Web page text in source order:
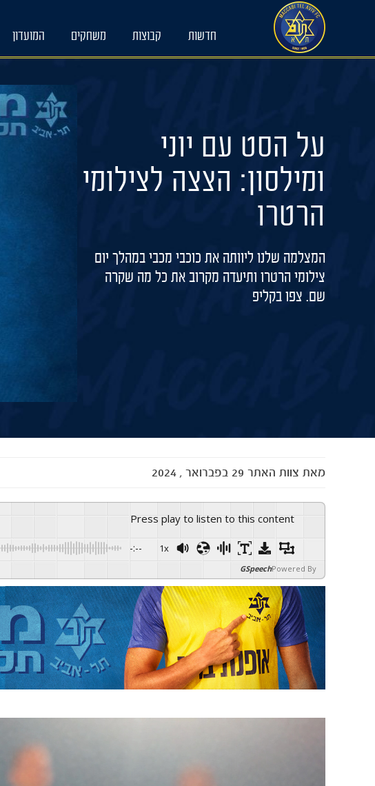
חדשות קבוצות משחקים המועדון
על הסט עם יוני
ומילסון: הצצה לצילומי
הרטרו
המצלמה שלנו ליוותה את כוכבי מכבי במהלך יום
צילומי הרטרו ותיעדה מקרוב את כל מה שקרה
שם. צפו בקליפ
מאת צוות האתר 29 בפברואר , 2024
Press play to listen to this content
-:-- 1x
Powered By
GSpeech